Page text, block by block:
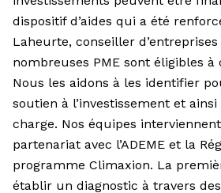
dispositif d’aides qui a été
Laheurte, conseiller d’entreprises
nombreuses PME sont éligibles à
Nous les aidons à les identifier
soutien à l’investissement et
charge. Nos équipes
partenariat avec l’ADEME et la
programme Climaxion. La
établir un diagnostic à travers